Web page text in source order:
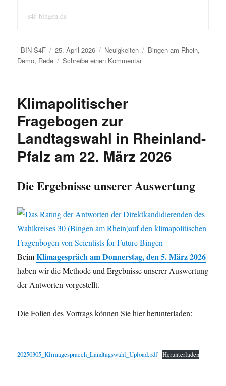
s4f-bingen.de
Autor
BIN S4F
Veröffentlicht
am
25. April 2026 Kategorien
Neuigkeiten Schlagwörter
Bingen am Rhein,
Demo, Rede Schreibe einen Kommentarzu
Klimapolitischer
Fragebogen zur
Landtagswahl in Rheinland-
Pfalz am 22. März 2026
Die Ergebnisse unserer Auswertung
BeimKlimagespräch am Donnerstag, den 5. März 2026
haben wir die Methode und Ergebnisse unserer Auswertung
der Antworten vorgestellt.
Die Folien des Vortrags können Sie hier herunterladen:
20250305_Klimagespraech_Landtagswahl_Upload.pdf Herunterladen